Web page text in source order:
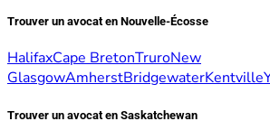
Trouver un avocat en Nouvelle-Écosse
HalifaxCape BretonTruroNew
GlasgowAmherstBridgewaterKentville
Trouver un avocat en Saskatchewan